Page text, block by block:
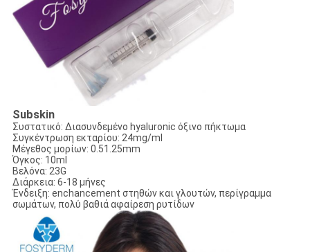
Subskin
Συστατικό: Διασυνδεμένο hyaluronic όξινο πήκτωμα
Συγκέντρωση εκταρίου: 24mg/ml
Μέγεθος μορίων: 0.51.25mm
Όγκος: 10ml
Βελόνα: 23G
Διάρκεια: 6-18 μήνες
Ένδειξη: enchancement στηθών και γλουτών, περίγραμμα
σωμάτων, πολύ βαθιά αφαίρεση ρυτίδων